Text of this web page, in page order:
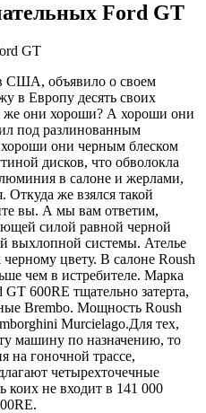
Ford GT
GT
в США, объявило о своем
в Европу десять своих
же они хороши? А хороши они
под разлинованным
они черным блеском
дисков, что обволокла
в салоне и жерлами,
же взялся такой
вы. А мы вам ответим,
силой равной черной
выхлопной системы. Ателье
цвету. В салоне Roush
чем в истребителе. Марка
600RE тщательно затерта,
Brembo. Мощность Roush
Murcielago.Для тех,
машину по назначению, то
на гоночной трассе,
четырехточечные
коих не входит в 141 000